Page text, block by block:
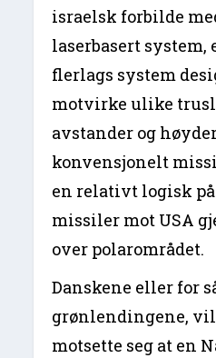
israelsk forbilde
laserbasert system,
flerlags system
motvirke ulike
avstander og
konvensjonelt
en relativt logisk
missiler mot USA
over polarområdet.
Danskene eller for
grønlendingene,
motsette seg at en